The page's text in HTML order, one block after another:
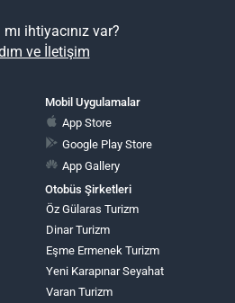
ihtiyacınız var?
ve İletişim
Mobil Uygulamalar
App Store
Google Play Store
App Gallery
Otobüs Şirketleri
Öz Gülaras Turizm
Dinar Turizm
Eşme Ermenek Turizm
Yeni Karapınar Seyahat
Varan Turizm